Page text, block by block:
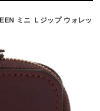
ミニ Ｌジップ ウォレッ